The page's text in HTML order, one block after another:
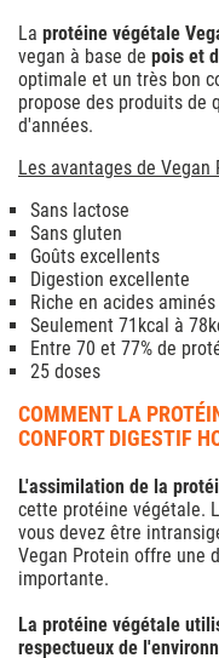
La protéine végétale
vegan à base de pois et
optimale et un très bon
propose des produits de
d'années.
Les avantages de Vegan
Sans lactose
Sans gluten
Goûts excellents
Digestion excellente
Riche en acides aminés
Seulement 71kcal à
Entre 70 et 77% de
25 doses
COMMENT LA
CONFORT DIGESTIF
L'assimilation de la
cette protéine végétale.
vous devez être
Vegan Protein offre une
importante.
La protéine végétale
respectueux de